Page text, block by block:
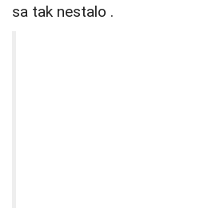
sa tak nestalo .